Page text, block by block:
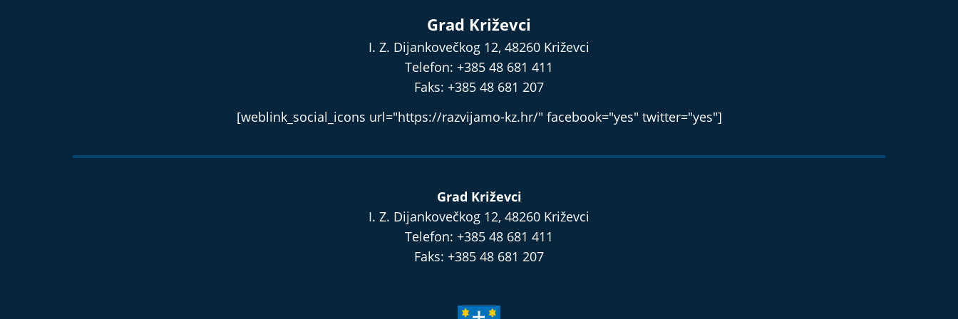
Grad Križevci
I. Z. Dijankovečkog 12, 48260 Križevci
Telefon: +385 48 681 411
Faks: +385 48 681 207
[weblink_social_icons url="https://razvijamo-kz.hr/" facebook="yes" twitter="yes"]
Grad Križevci
I. Z. Dijankovečkog 12, 48260 Križevci
Telefon: +385 48 681 411
Faks: +385 48 681 207